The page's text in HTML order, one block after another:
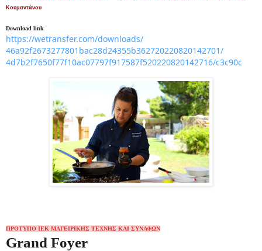
Κουμαντάνου
Download link
https://wetransfer.com/downloads/
46a92f2673277801bac28d24355b362720220820142701/
4d7b2f7650f77f10ac07797f917587f520220820142716/c3c90c
ΠΡΟΤΥΠΟ ΙΕΚ ΜΑΓΕΙΡΙΚΗΣ ΤΕΧΝΗΣ ΚΑΙ ΣΥΝΑΦΩΝ
Grand Foyer